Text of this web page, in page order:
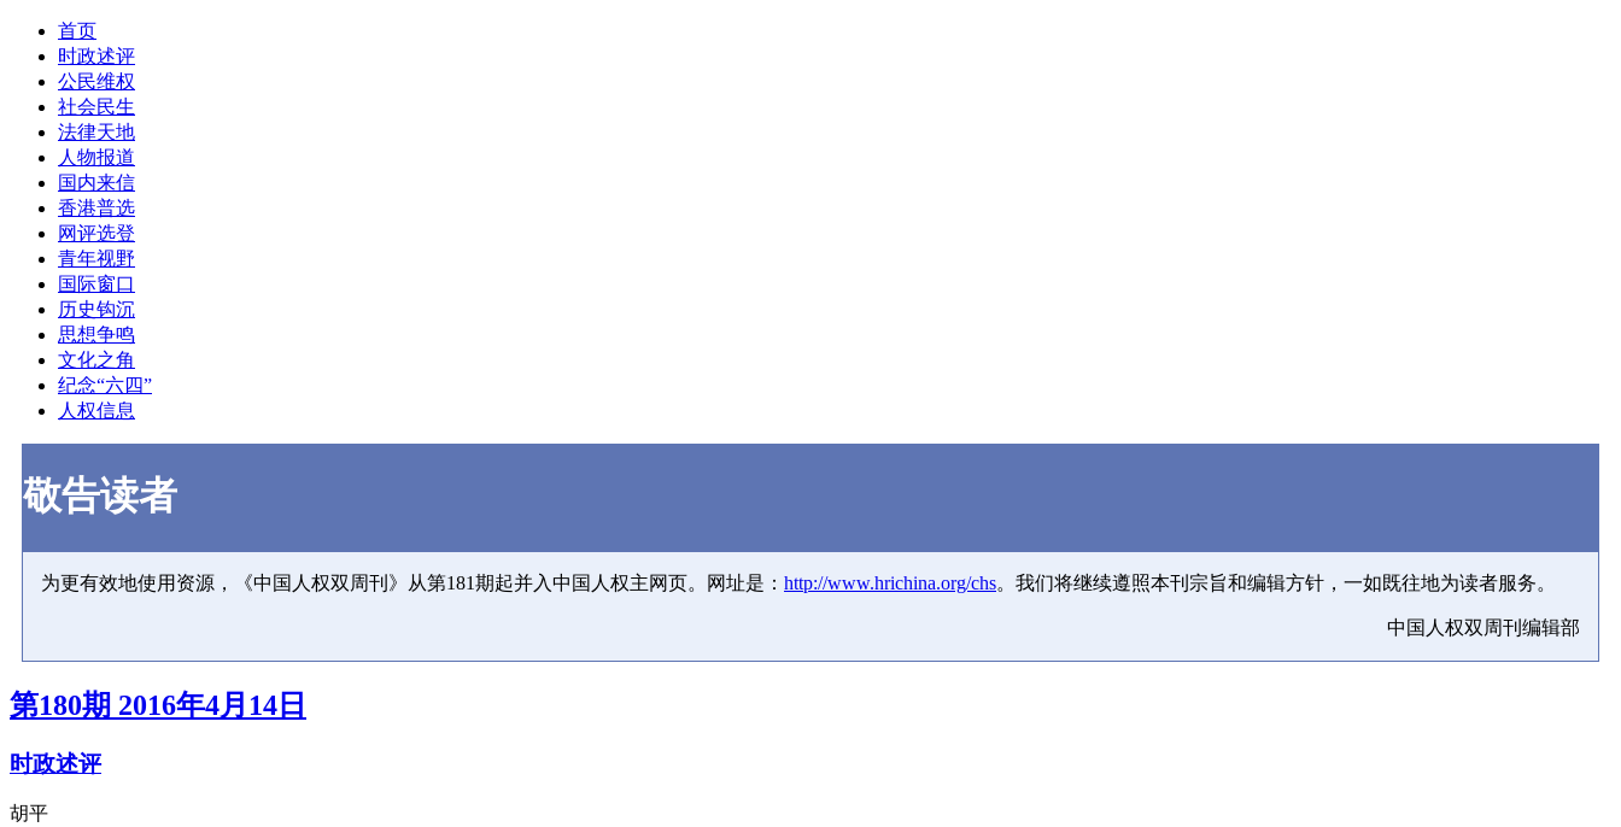
首页
时政述评
公民维权
社会民生
法律天地
人物报道
国内来信
香港普选
网评选登
青年视野
国际窗口
历史钩沉
思想争鸣
文化之角
纪念“六四”
人权信息
敬告读者
为更有效地使用资源，《中国人权双周刊》从第181期起并入中国人权主网页。网址是： http://www.hrichina.org/chs。我们将继续遵照本刊宗旨和编辑方针，一如既往地为读者服务。
中国人权双周刊编辑部
第180期 2016年4月14日
时政述评
胡平